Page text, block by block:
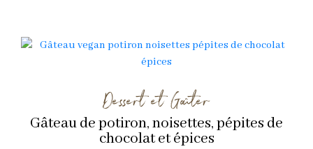
Dessert et Goûter
Gâteau de potiron, noisettes, pépites de
chocolat et épices